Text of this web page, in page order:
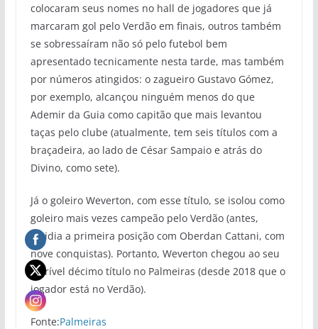
colocaram seus nomes no hall de jogadores que já
marcaram gol pelo Verdão em finais, outros também
se sobressaíram não só pelo futebol bem
apresentado tecnicamente nesta tarde, mas também
por números atingidos: o zagueiro Gustavo Gómez,
por exemplo, alcançou ninguém menos do que
Ademir da Guia como capitão que mais levantou
taças pelo clube (atualmente, tem seis títulos com a
braçadeira, ao lado de César Sampaio e atrás do
Divino, como sete).
Já o goleiro Weverton, com esse título, se isolou como
goleiro mais vezes campeão pelo Verdão (antes,
dividia a primeira posição com Oberdan Cattani, com
nove conquistas). Portanto, Weverton chegou ao seu
incrível décimo título no Palmeiras (desde 2018 que o
jogador está no Verdão).
Fonte:Palmeiras